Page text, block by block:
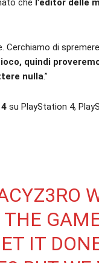
che l’editor delle
Cerchiamo di
quindi
nulla.”
su PlayStation 4,
IT